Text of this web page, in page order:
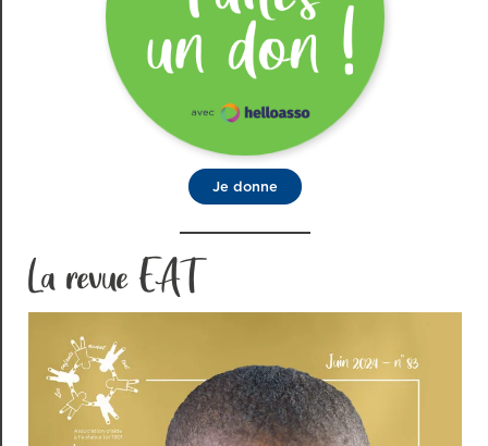
Je donne
La revue EAT